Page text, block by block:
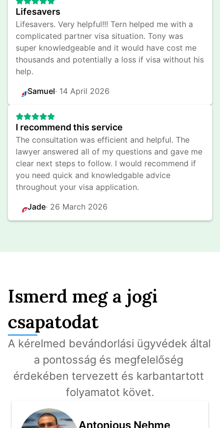
Lifesavers
Lifesavers. Very helpful!!! Tern helped me with a
complicated partner visa situation. Tony was
super knowledgeable and it would have cost me
thousands and potentially a loss if visa without his
help.
Samuel· 14 April 2026
I recommend this service
The consultation was efficient and helpful. The
lawyer answered all of my questions and gave me
clear next steps to follow. I would recommend if
you need quick and knowledgable advice
throughout your visa application.
Jade· 26 March 2026
Ismerd meg a jogi
csapatodat
A kérelmed bevándorlási ügyvédek által
a pontosság és megfelelőség
érdekében tervezett és karbantartott
folyamatot követ.
Antonious Nehme